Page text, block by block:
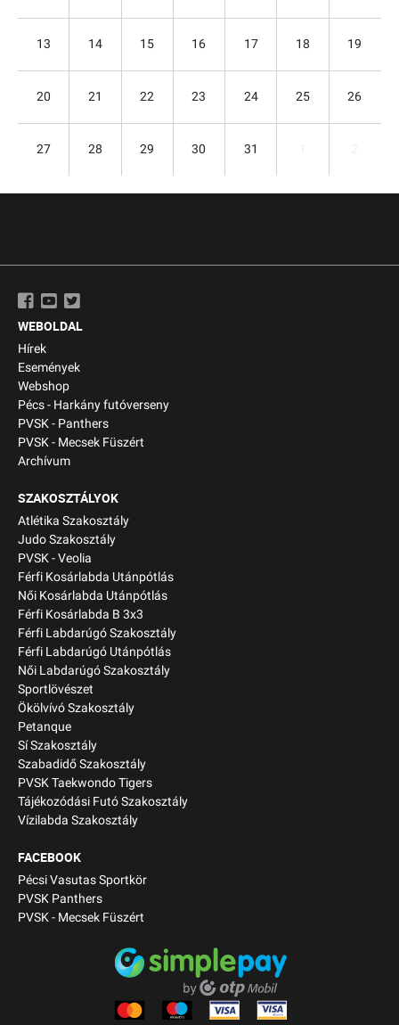
13 14 15 16 17 18 19
20 21 22 23 24 25 26
27 28 29 30 31
WEBOLDAL
Hírek
Események
Webshop
Pécs - Harkány futóverseny
PVSK - Panthers
PVSK - Mecsek Füszért
Archívum
SZAKOSZTÁLYOK
Atlétika Szakosztály
Judo Szakosztály
PVSK - Veolia
Férfi Kosárlabda Utánpótlás
Női Kosárlabda Utánpótlás
Férfi Kosárlabda B 3x3
Férfi Labdarúgó Szakosztály
Férfi Labdarúgó Utánpótlás
Női Labdarúgó Szakosztály
Sportlövészet
Ökölvívó Szakosztály
Petanque
Sí Szakosztály
Szabadidő Szakosztály
PVSK Taekwondo Tigers
Tájékozódási Futó Szakosztály
Vízilabda Szakosztály
FACEBOOK
Pécsi Vasutas Sportkör
PVSK Panthers
PVSK - Mecsek Füszért